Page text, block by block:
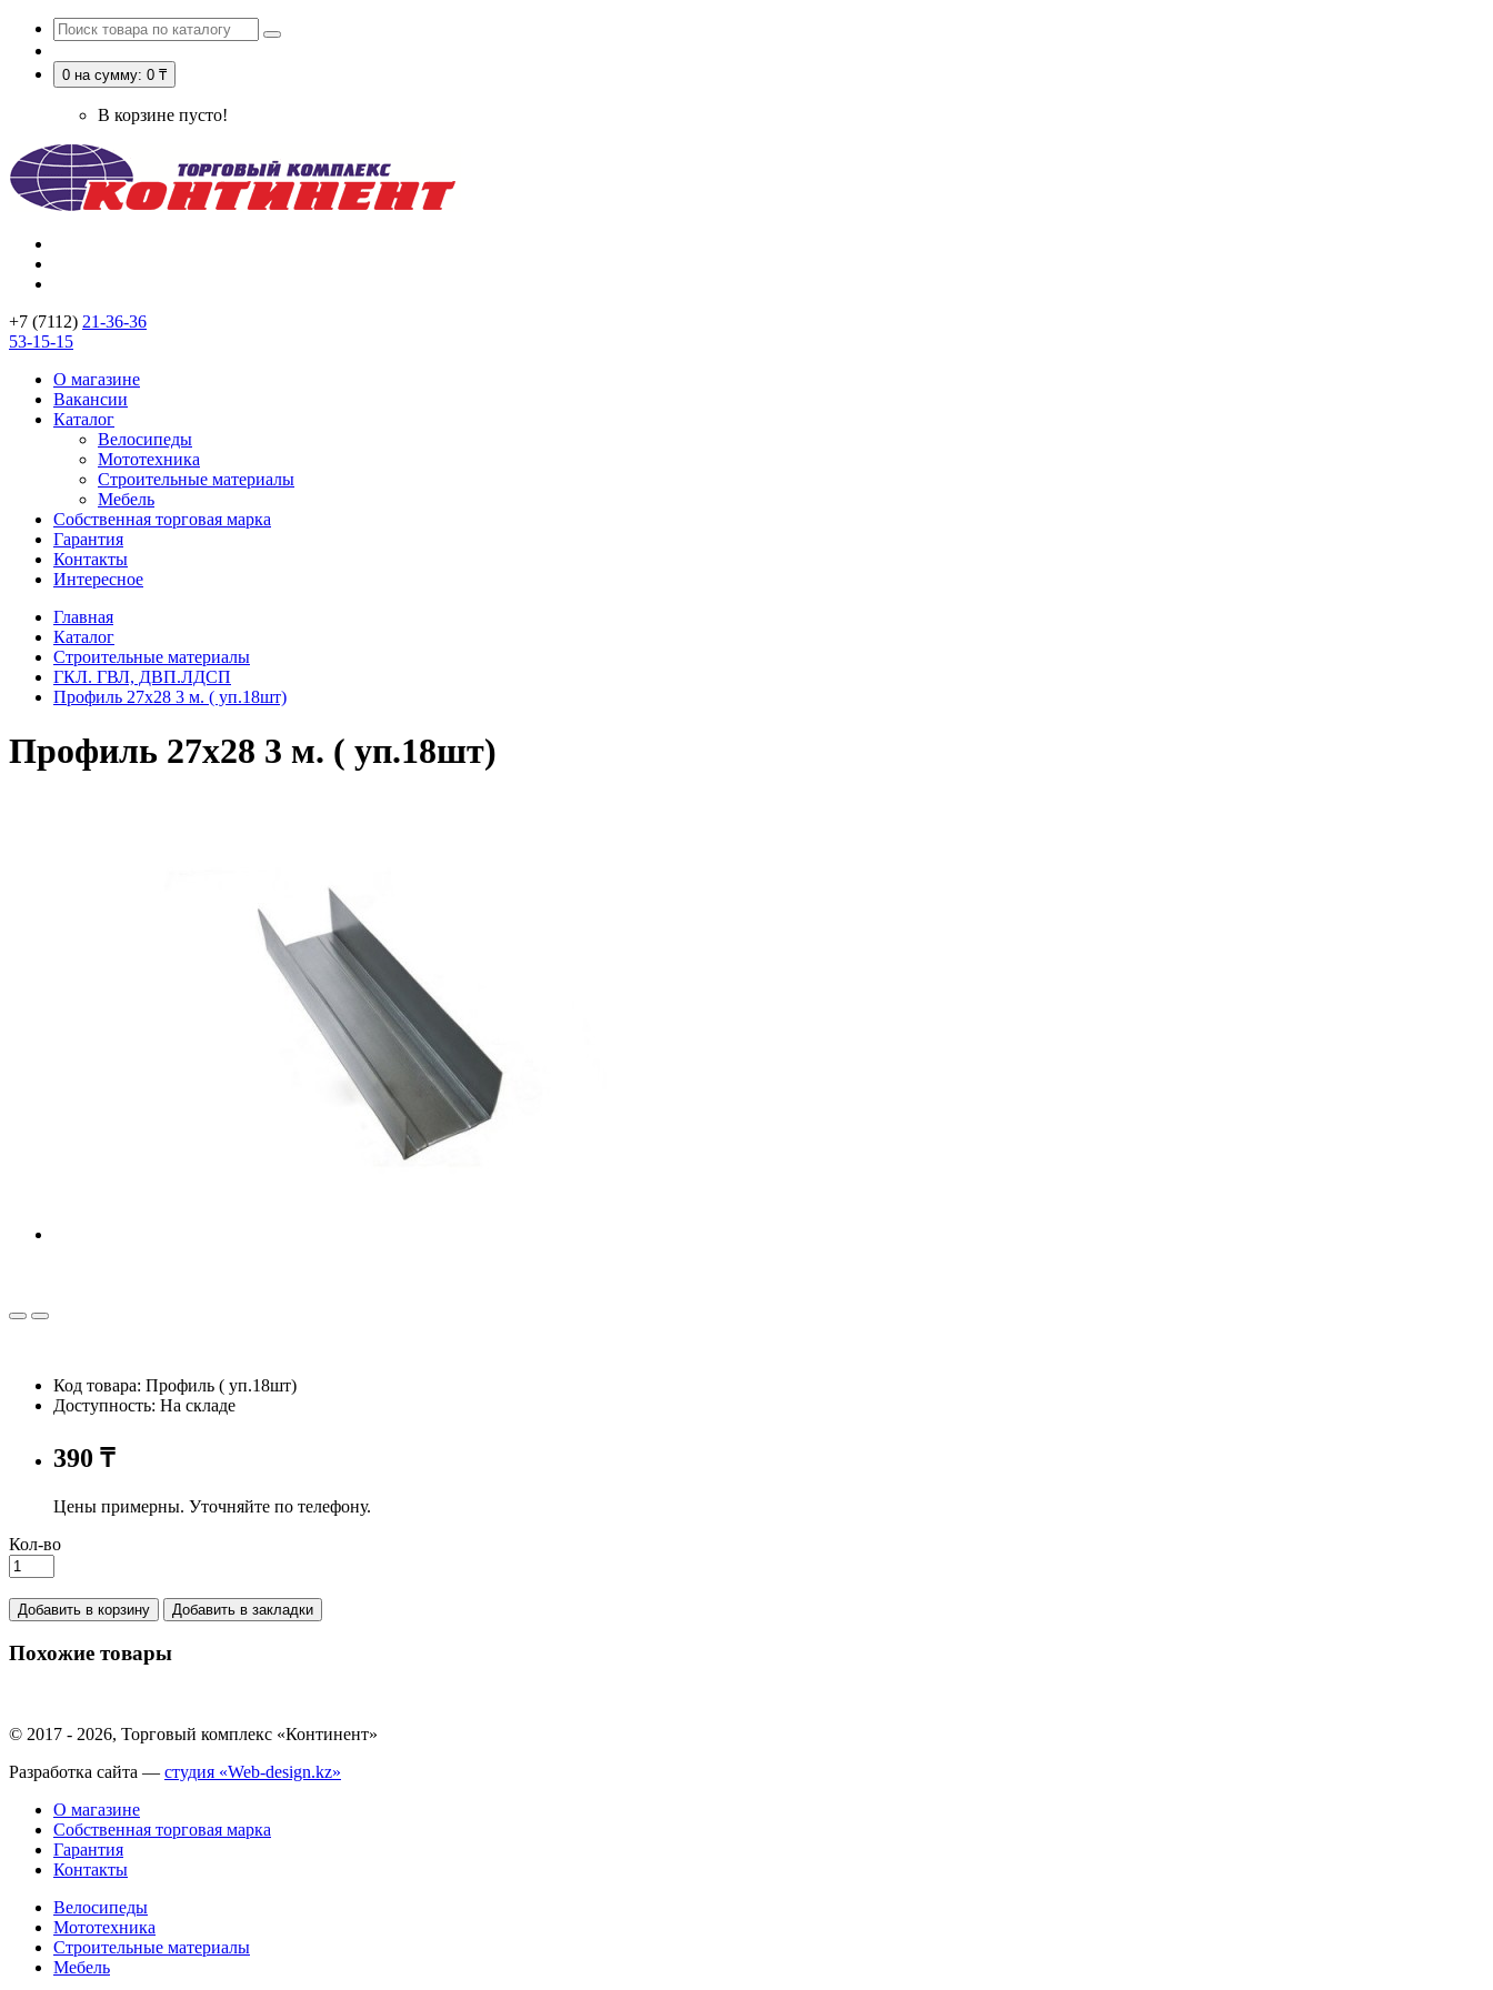
0 на сумму: 0 ₸
В корзине пусто!
+7 (7112) 21-36-36
53-15-15
О магазине
Вакансии
Каталог
Велосипеды
Мототехника
Строительные материалы
Мебель
Собственная торговая марка
Гарантия
Контакты
Интересное
Главная
Каталог
Строительные материалы
ГКЛ. ГВЛ, ДВП.ЛДСП
Профиль 27х28 3 м. ( уп.18шт)
Профиль 27х28 3 м. ( уп.18шт)
Код товара: Профиль ( уп.18шт)
Доступность: На складе
390 ₸
Цены примерны. Уточняйте по телефону.
Кол-во
Добавить в корзину Добавить в закладки
Похожие товары
© 2017 - 2026, Торговый комплекс «Континент»
Разработка сайта — студия «Web-design.kz»
О магазине
Собственная торговая марка
Гарантия
Контакты
Велосипеды
Мототехника
Строительные материалы
Мебель